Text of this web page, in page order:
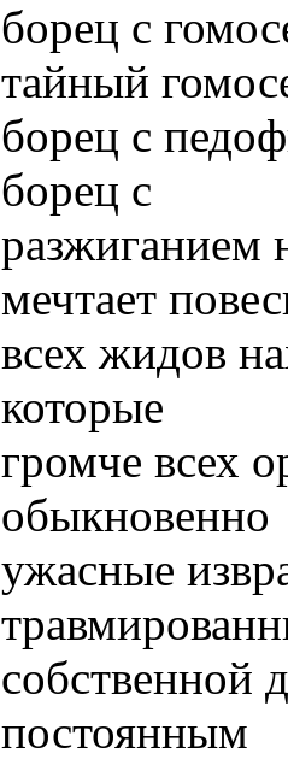
борец с
тайный
борец с
борец с
разжиганием
мечтает
всех жидов
которые
громче всех
обыкновенно
ужасные
собственной
постоянным